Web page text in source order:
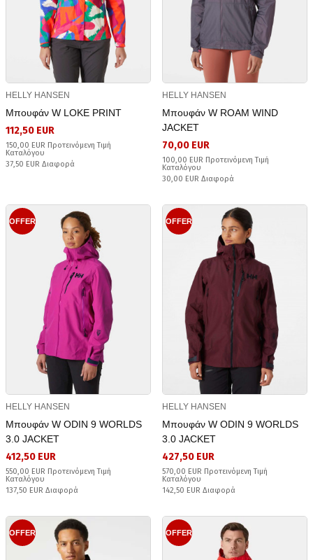
HELLY HANSEN
Μπουφάν W LOKE PRINT
112,50 EUR
150,00 EUR Προτεινόμενη Τιμή
Καταλόγου
37,50 EUR Διαφορά
HELLY HANSEN
Μπουφάν W ROAM WIND
JACKET
70,00 EUR
100,00 EUR Προτεινόμενη Τιμή
Καταλόγου
30,00 EUR Διαφορά
OFFER
HELLY HANSEN
Μπουφάν W ODIN 9 WORLDS
3.0 JACKET
412,50 EUR
550,00 EUR Προτεινόμενη Τιμή
Καταλόγου
137,50 EUR Διαφορά
OFFER
HELLY HANSEN
Μπουφάν W ODIN 9 WORLDS
3.0 JACKET
427,50 EUR
570,00 EUR Προτεινόμενη Τιμή
Καταλόγου
142,50 EUR Διαφορά
OFFER OFFER